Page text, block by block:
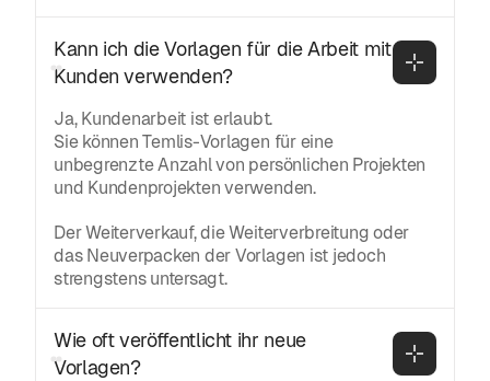
Kann ich die Vorlagen für die Arbeit mit
Kunden verwenden?
Ja, Kundenarbeit ist erlaubt.
Sie können Temlis-Vorlagen für eine
unbegrenzte Anzahl von persönlichen Projekten
und Kundenprojekten verwenden.
Der Weiterverkauf, die Weiterverbreitung oder
das Neuverpacken der Vorlagen ist jedoch
strengstens untersagt.
Wie oft veröffentlicht ihr neue
Vorlagen?